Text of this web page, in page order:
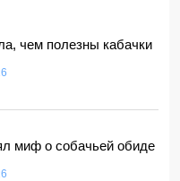
8 августа
с зарплатой до 10
чем полезны кабачки
миф о собачьей обиде